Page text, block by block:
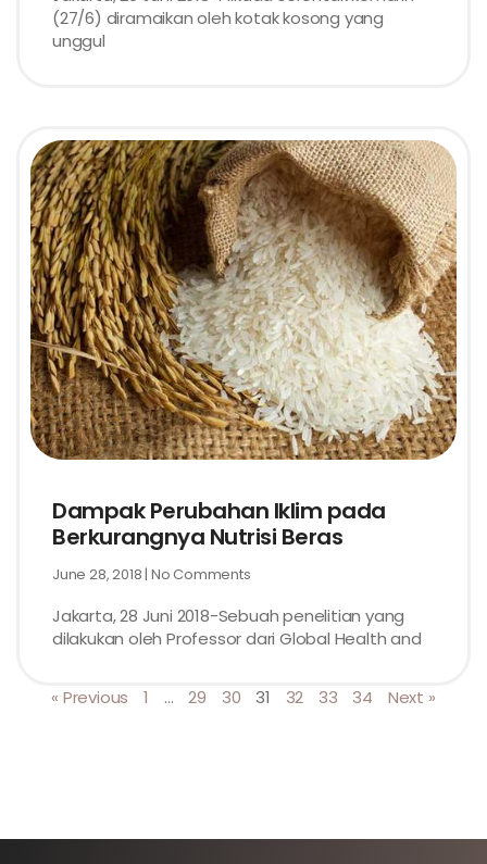
(27/6) diramaikan oleh kotak kosong yang
unggul
Dampak Perubahan Iklim pada
Berkurangnya Nutrisi Beras
June 28, 2018 No Comments
Jakarta, 28 Juni 2018-Sebuah penelitian yang
dilakukan oleh Professor dari Global Health and
« Previous 1 … 29 30 31 32 33 34 Next »